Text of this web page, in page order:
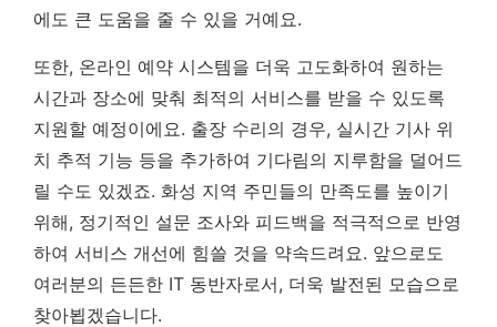
에도 큰 도움을 줄 수 있을 거예요.
또한, 온라인 예약 시스템을 더욱 고도화하여 원하는
시간과 장소에 맞춰 최적의 서비스를 받을 수 있도록
지원할 예정이에요. 출장 수리의 경우, 실시간 기사 위
치 추적 기능 등을 추가하여 기다림의 지루함을 덜어드
릴 수도 있겠죠. 화성 지역 주민들의 만족도를 높이기
위해, 정기적인 설문 조사와 피드백을 적극적으로 반영
하여 서비스 개선에 힘쓸 것을 약속드려요. 앞으로도
여러분의 든든한 IT 동반자로서, 더욱 발전된 모습으로
찾아뵙겠습니다.